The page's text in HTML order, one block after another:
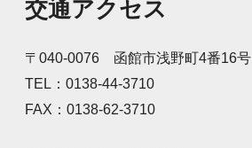
交通アクセス
〒040-0076 函館市浅野町4番16号
TEL：0138-44-3710
FAX：0138-62-3710